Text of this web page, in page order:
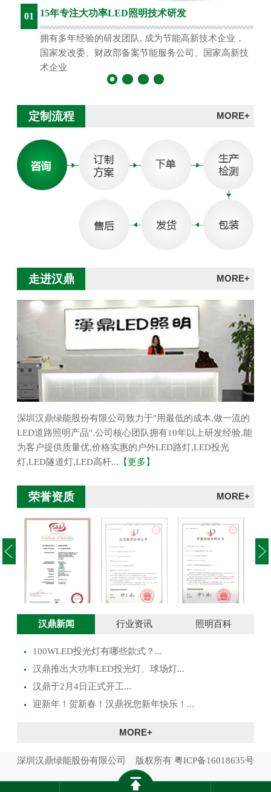
01 15年专注大功率LED照明技术研发
拥有多年经验的研发团队, 成为节能高新技术企业，
国家发改委、财政部备案节能服务公司、国家高新技
术企业
定制流程 MORE+
走进汉鼎 MORE+
深圳汉鼎绿能股份有限公司致力于"用最低的成本,做一流的
LED道路照明产品".公司核心团队拥有10年以上研发经验,能
为客户提供质量优,价格实惠的户外LED路灯,LED投光
灯,LED隧道灯,LED高杆... 【更多】
荣誉资质 MORE+
澳大利亚SAA证
书
投光灯实用新型
投光灯外观设计
汉鼎新闻 行业资讯 照明百科
100WLED投光灯有哪些款式？...
​汉鼎推出大功率LED投光灯、球场灯...
汉鼎于2月4日正式开工...
迎新年！贺新春！汉鼎祝您新年快乐！...
MORE+
深圳汉鼎绿能股份有限公司 版权所有 粤ICP备16018635号